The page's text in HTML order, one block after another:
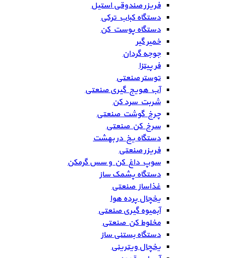
فریزر صندوقی استیل
دستگاه کباب ترکی
دستگاه پوست کن
خمیر گیر
جوجه گردان
فر پیتزا
توستر صنعتی
آب هویج گیری صنعتی
شربت سرد کن
چرخ گوشت صنعتی
سرخ کن صنعتی
دستگاه یخ در بهشت
فریزر صنعتی
سوپ داغ کن و سس گرمکن
دستگاه پشمک ساز
غذاساز صنعتی
یخچال پرده هوا
آبمیوه گیری صنعتی
مخلوط کن صنعتی
دستگاه بستنی ساز
یخچال ویترینی